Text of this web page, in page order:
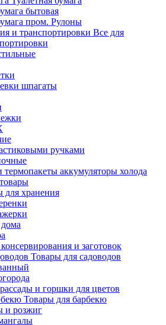
бытовая
пром. Рулоны
Все для
шпагаты
ручками
термопакеты аккумуляторы холода
для хранения
и заготовок
Товары для садоводов
и горшки для цветов
Товары для барбекю
и розжиг